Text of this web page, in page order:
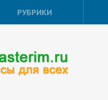
РУБРИКИ